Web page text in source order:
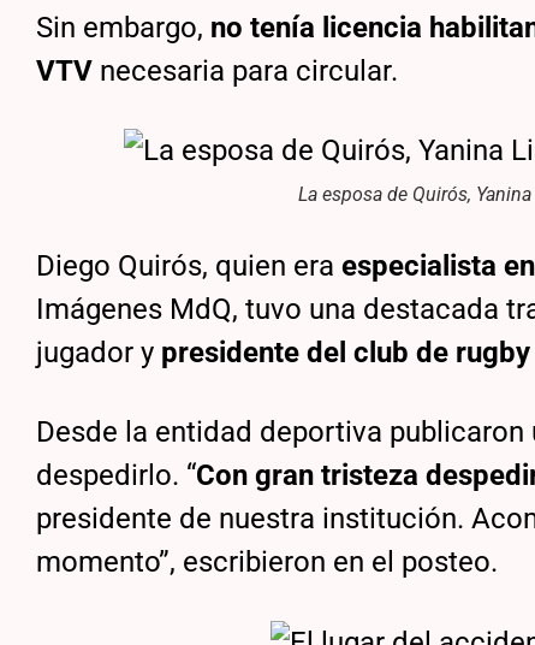
Sin embargo, no tenía licencia
VTV necesaria para circular.
La esposa de Quirós,
Diego Quirós, quien eraespecialista
Imágenes MdQ, tuvo una destacada
jugador y presidente del club de rugby
Desde la entidad deportiva
despedirlo. “Con gran tristeza
presidente de nuestra institución.
momento”, escribieron en el posteo.